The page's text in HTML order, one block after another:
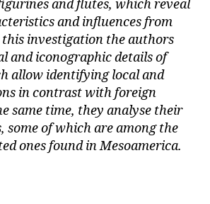
and flutes, which reveal
and influences from
investigation the authors
and iconographic details of
allow identifying local and
in contrast with foreign
same time, they analyse their
some of which are among the
ones found in Mesoamerica.